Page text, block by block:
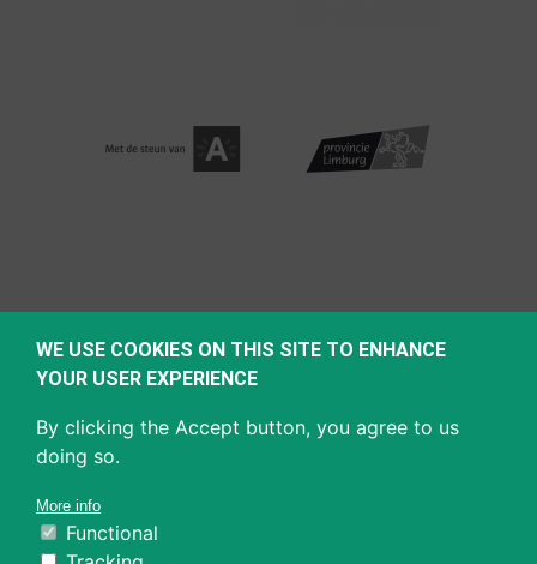
WE USE COOKIES ON THIS SITE TO ENHANCE
YOUR USER EXPERIENCE
By clicking the Accept button, you agree to us
doing so.
More info
Functional